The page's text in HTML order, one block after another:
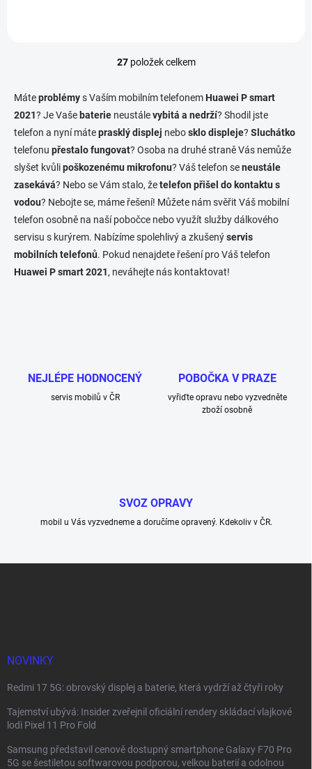
O
l
d
a
c
í
p
r
v
y
v
ý
p
i
27položek celkem
Máteproblémys Vaším mobilním telefonemHuawei P smart
2021? Je Vaše baterie neustálevybitá a nedrží? Shodil jste
telefon a nyní máteprasklý displej nebosklo displeje? Sluchátko
telefonu přestalo fungovat? Osoba na druhé straně Vás nemůže
slyšet kvůlipoškozenému mikrofonu? Váš telefon seneustále
zasekává? Nebo se Vám stalo, žetelefon přišel do kontaktu s
vodou? Nebojte se, máme řešení! Můžete nám svěřit Váš mobilní
telefon osobně na naší pobočce nebo využít služby dálkového
servisu s kurýrem. Nabízíme spolehlivý a zkušenýservis
mobilních telefonů. Pokud nenajdete řešení pro Váš telefon
Huawei P smart 2021, neváhejte nás kontaktovat!
NEJLÉPE HODNOCENÝ
servis mobilů v ČR
POBOČKA V PRAZE
vyřiďte opravu nebo vyzvedněte
zboží osobně
SVOZ OPRAVY
mobil u Vás vyzvedneme a doručíme opravený. Kdekoliv v ČR.
NOVINKY
Redmi 17 5G: obrovský displej a baterie, která vydrží až čtyři roky
Tajemství ubývá: Insider zveřejnil oficiální rendery skládací vlajkové
lodi Pixel 11 Pro Fold
Samsung představil cenově dostupný smartphone Galaxy F70 Pro
5G se šestiletou softwarovou podporou, velkou baterií a odolnou